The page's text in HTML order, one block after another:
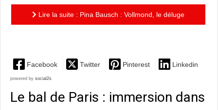
Lire la suite : Pina Bausch : Vollmond, le déluge
Facebook Twitter Pinterest Linkedin
powered by social2s
Le bal de Paris : immersion dans